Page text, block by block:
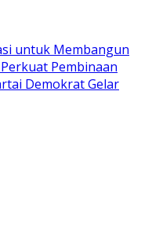
untuk Membangun
Pembinaan
Demokrat Gelar